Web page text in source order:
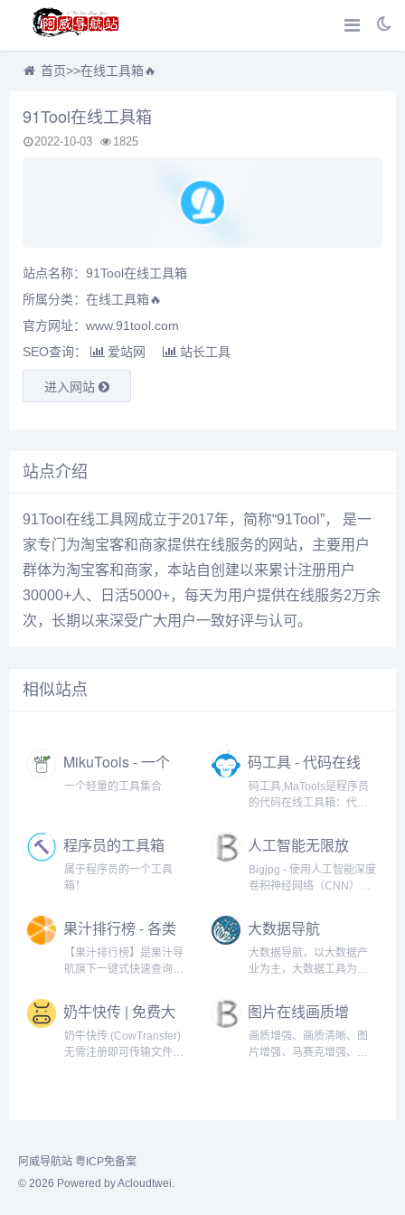
首页>>在线工具箱🔥
91Tool在线工具箱
2022-10-03 1825
站点名称：91Tool在线工具箱
所属分类： 在线工具箱🔥
官方网址：www.91tool.com
SEO查询：
爱站网 站长工具
进入网站
站点介绍
91Tool在线工具网成立于2017年，简称“91Tool”， 是一
家专门为淘宝客和商家提供在线服务的网站，主要用户
群体为淘宝客和商家，本站自创建以来累计注册用户
30000+人、日活5000+，每天为用户提供在线服务2万余
次，长期以来深受广大用户一致好评与认可。
相似站点
MikuTools - 一个
轻量的工具集合
一个轻量的工具集合
码工具 - 代码在线
工具箱
码工具,MaTools是程序员
的代码在线工具箱：代码
密解密、时间戳、二维
码、在线API、Crontab、
正则表达式,还有js/h5/css3
特效、技术好文、编程书
程序员的工具箱
属于程序员的一个工具
箱！
人工智能无限放
大
Bigjpg - 使用人工智能深度
卷积神经网络（CNN）智
放大4K级超高清分辨率
（4000x4000）图片，最
大32倍放大,效果秒杀
PhotoZoom放大。
果汁排行榜 - 各类
榜单排名大全
【果汁排行榜】是果汁导
航旗下一键式快速查询各
括了热搜、热议、电影、
音乐、摄影、游戏、财富
等各大领域权威排名榜
单。
大数据导航
大数据导航，以大数据产
业为主，大数据工具为
快速找到大数据相关的工
具平台。
奶牛快传 | 免费大
文件传输工具，
上传下载不限速
奶牛快传 (CowTransfer)
无需注册即可传输文件，
之一，快来体验吧！
图片在线画质增
强
画质增强、画质清晰、图
片增强、马赛克增强、画
阿威导航站 粤ICP免备案
© 2026 Powered by Acloudtwei.